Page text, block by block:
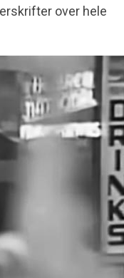
over hele